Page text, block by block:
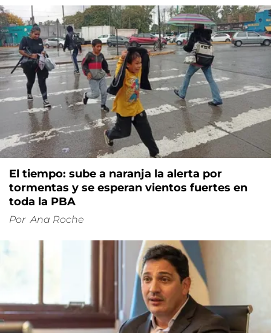
El tiempo: sube a naranja la alerta por
tormentas y se esperan vientos fuertes en
toda la PBA
Por Ana Roche